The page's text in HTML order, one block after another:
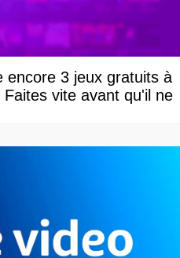
encore 3 jeux gratuits à
vite avant qu'il ne